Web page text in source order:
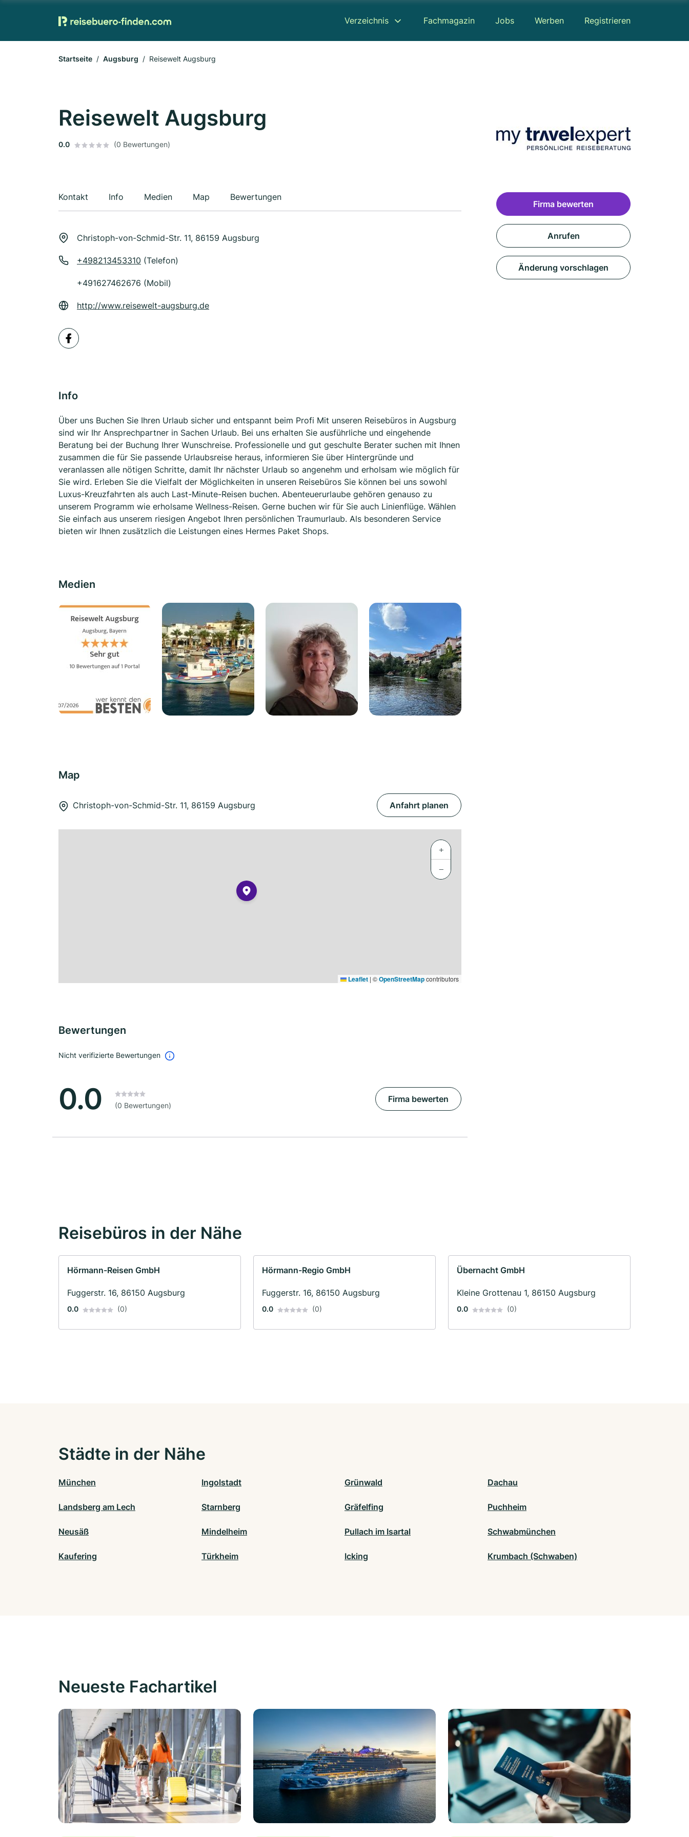
Verzeichnis Fachmagazin Jobs Werben Registrieren
Startseite Augsburg Reisewelt Augsburg
Reisewelt Augsburg
0.0 (0 Bewertungen)
Kontakt Info Medien Map Bewertungen
Christoph-von-Schmid-Str. 11, 86159 Augsburg
+498213453310 (Telefon)
+491627462676 (Mobil)
http://www.reisewelt-augsburg.de
Info
Über uns Buchen Sie Ihren Urlaub sicher und entspannt beim Profi Mit unseren Reisebüros in Augsburg
sind wir Ihr Ansprechpartner in Sachen Urlaub. Bei uns erhalten Sie ausführliche und eingehende
Beratung bei der Buchung Ihrer Wunschreise. Professionelle und gut geschulte Berater suchen mit Ihnen
zusammen die für Sie passende Urlaubsreise heraus, informieren Sie über Hintergründe und
veranlassen alle nötigen Schritte, damit Ihr nächster Urlaub so angenehm und erholsam wie möglich für
Sie wird. Erleben Sie die Vielfalt der Möglichkeiten in unseren Reisebüros Sie können bei uns sowohl
Luxus-Kreuzfahrten als auch Last-Minute-Reisen buchen. Abenteuerurlaube gehören genauso zu
unserem Programm wie erholsame Wellness-Reisen. Gerne buchen wir für Sie auch Linienflüge. Wählen
Sie einfach aus unserem riesigen Angebot Ihren persönlichen Traumurlaub. Als besonderen Service
bieten wir Ihnen zusätzlich die Leistungen eines Hermes Paket Shops.
Medien
Map
Christoph-von-Schmid-Str. 11, 86159 Augsburg Anfahrt planen
+
−
Leaflet | ©OpenStreetMapcontributors
Bewertungen
Nicht verifizierte Bewertungen
0.0 (0 Bewertungen)
Firma bewerten
Firma bewerten
Anrufen
Änderung vorschlagen
Reisebüros in der Nähe
Hörmann-Reisen GmbH
Fuggerstr. 16, 86150 Augsburg
0.0 (0)
Hörmann-Regio GmbH
Fuggerstr. 16, 86150 Augsburg
0.0 (0)
Übernacht GmbH
Kleine Grottenau 1, 86150 Augsburg
0.0 (0)
Städte in der Nähe
München Ingolstadt Grünwald Dachau
Landsberg am Lech Starnberg Gräfelfing Puchheim
Neusäß Mindelheim Pullach im Isartal Schwabmünchen
Kaufering Türkheim Icking Krumbach (Schwaben)
Neueste Fachartikel